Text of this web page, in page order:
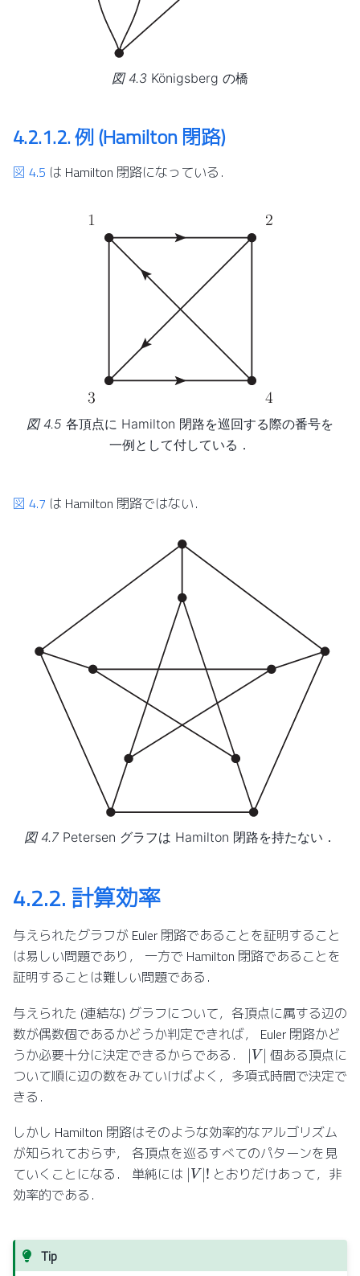
図 4.3 Königsberg の橋
4.2.1.2.例 (Hamilton 閉路)
図 4.5 は Hamilton 閉路になっている．
図 4.5 各頂点に Hamilton 閉路を巡回する際の番号を
一例として付している．
図 4.7 は Hamilton 閉路ではない．
図 4.7 Petersen グラフは Hamilton 閉路を持たない．
4.2.2. 計算効率
与えられたグラフが Euler 閉路であることを証明すること
は易しい問題であり， 一方で Hamilton 閉路であることを
証明することは難しい問題である．
与えられた (連結な) グラフについて，各頂点に属する辺の
数が偶数個であるかどうか判定できれば， Euler 閉路かど
うか必要十分に決定できるからである． |V| 個ある頂点に
ついて順に辺の数をみていけばよく，多項式時間で決定で
きる．
しかし Hamilton 閉路はそのような効率的なアルゴリズム
が知られておらず， 各頂点を巡るすべてのパターンを見
ていくことになる． 単純には |V|! とおりだけあって，非
効率的である．
Tip